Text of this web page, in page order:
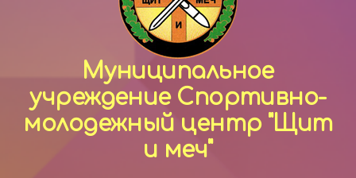
Муниципальное
учреждение Спортивно-
молодежный центр "Щит
и меч"